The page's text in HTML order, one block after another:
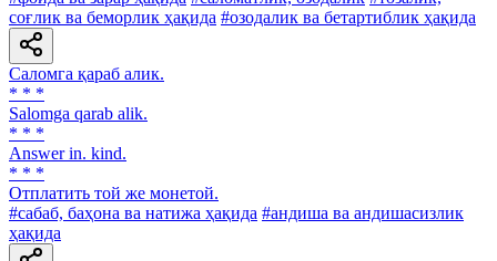
соғлик ва беморлик ҳақида #озодалик ва бетартиблик ҳақида
Саломга қараб алик.
* * *
Salomga qarab alik.
* * *
Answer in. kind.
* * *
Отплатить той же монетой.
#сабаб, баҳона ва натижа ҳақида #андиша ва андишасизлик
ҳақида